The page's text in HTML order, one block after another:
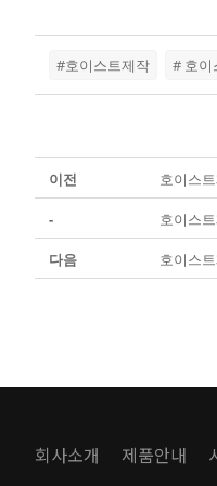
#호이스트제작 # 호이
이전 호이스
- 호이스
다음 호이스
회사소개 제품안내